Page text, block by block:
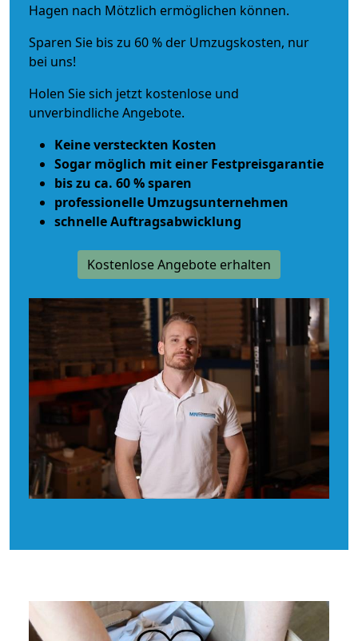
Hagen nach Mötzlich ermöglichen können.
Sparen Sie bis zu 60 % der Umzugskosten, nur
bei uns!
Holen Sie sich jetzt kostenlose und
unverbindliche Angebote.
Keine versteckten Kosten
Sogar möglich mit einer Festpreisgarantie
bis zu ca. 60 % sparen
professionelle Umzugsunternehmen
schnelle Auftragsabwicklung
Kostenlose Angebote erhalten